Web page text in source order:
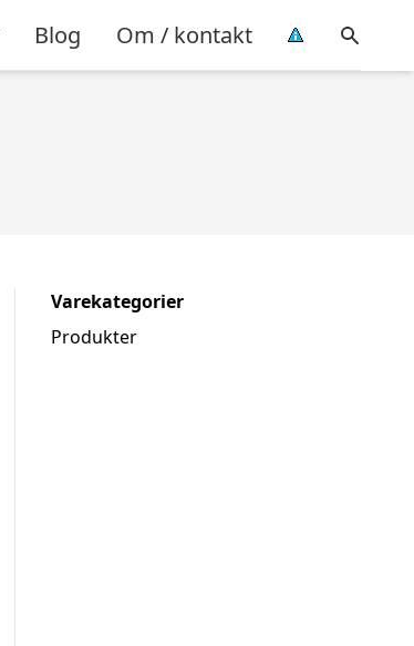
Blog Om / kontakt
Varekategorier
Produkter